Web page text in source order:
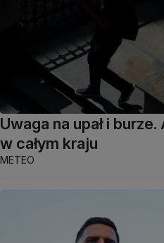
Uwaga na upał i
w całym kraju
METEO